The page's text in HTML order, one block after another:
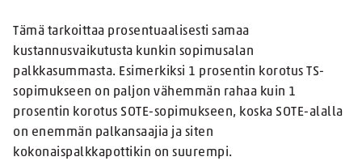
Tämä tarkoittaa prosentuaalisesti samaa
kustannusvaikutusta kunkin sopimusalan
palkkasummasta. Esimerkiksi 1 prosentin korotus TS-
sopimukseen on paljon vähemmän rahaa kuin 1
prosentin korotus SOTE-sopimukseen, koska SOTE-alalla
on enemmän palkansaajia ja siten
kokonaispalkkapottikin on suurempi.